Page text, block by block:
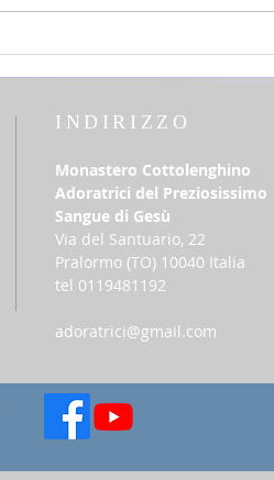
INDIRIZZO
Monastero Cottolenghino
Adoratrici del Preziosissimo
Sangue di Gesù
Via del Santuario, 22
​Pralormo (TO) 10040 Italia
tel 0119481192
adoratrici@gmail.com